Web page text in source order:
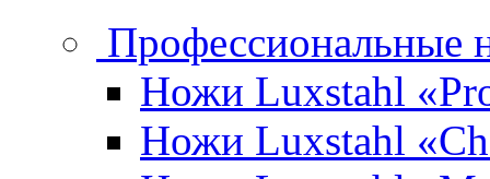
Профессиональные
Ножи Luxstahl
Ножи Luxstahl